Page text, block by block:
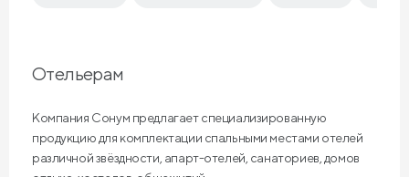
Отельерам
Компания Сонум предлагает специализированную
продукцию для комплектации спальными местами отелей
различной звёздности, апарт-отелей, санаториев, домов